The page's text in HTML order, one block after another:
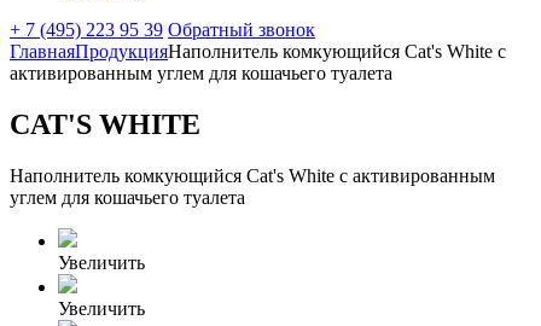
+ 7 (495) 223 95 39 Обратный звонок
ГлавнаяПродукцияНаполнитель комкующийся Cat's White с
активированным углем для кошачьего туалета
CAT'S WHITE
Наполнитель комкующийся Cat's White с активированным
углем для кошачьего туалета
Увеличить
Увеличить